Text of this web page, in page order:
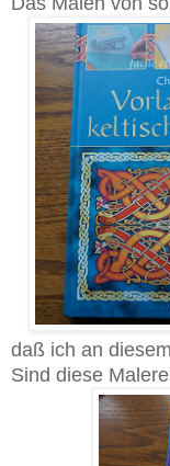
daß ich an
Sind diese